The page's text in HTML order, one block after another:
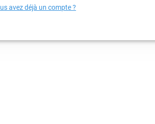
avez déjà un compte ?